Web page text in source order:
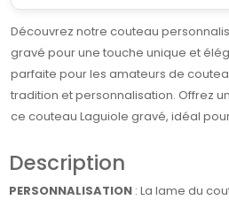
Découvrez notre couteau
gravé pour une touche unique et
parfaite pour les amateurs de
tradition et personnalisation. Offrez
ce couteau Laguiole gravé, idéal
Description
PERSONNALISATION : La lame du